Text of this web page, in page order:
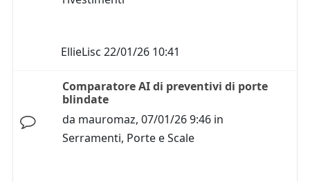
EllieLisc 22/01/26 10:41
Comparatore AI di preventivi di porte
blindate
da mauromaz, 07/01/26 9:46 in
Serramenti, Porte e Scale